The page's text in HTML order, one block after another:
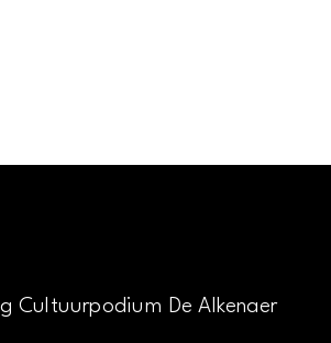
Cultuurpodium De Alkenaer